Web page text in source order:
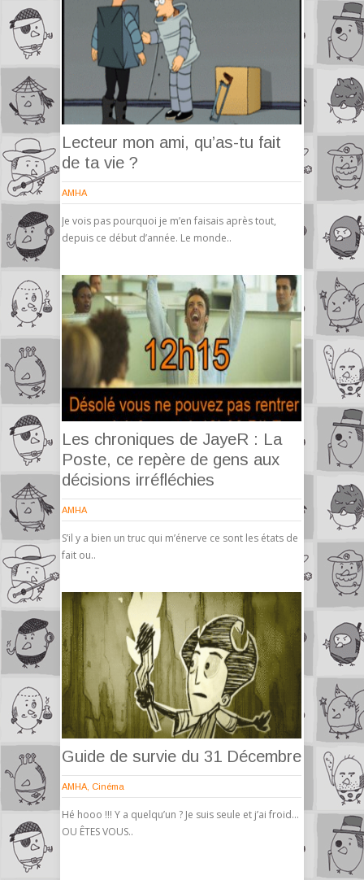
Lecteur mon ami, qu’as-tu fait
de ta vie ?
AMHA
Je vois pas pourquoi je m’en faisais après tout,
depuis ce début d’année. Le monde..
Les chroniques de JayeR : La
Poste, ce repère de gens aux
décisions irréfléchies
AMHA
S’il y a bien un truc qui m’énerve ce sont les états de
fait ou..
Guide de survie du 31 Décembre
AMHA Cinéma
Hé hooo !!! Y a quelqu’un ? Je suis seule et j’ai froid…
OU ÊTES VOUS..